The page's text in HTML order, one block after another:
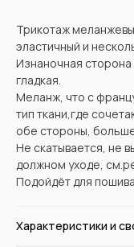
Трикотаж
эластичный и
Изнаночная
гладкая.
Меланж, что с
тип ткани,где
обе стороны,
Не скатывается, не
должном уходе,
Подойдёт для
Характеристики и